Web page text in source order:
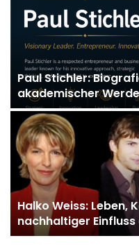
Paul Stichler:
akademischer
Halko Weiss: Leben,
nachhaltiger